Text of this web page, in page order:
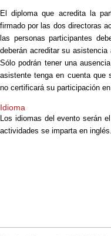
El diploma que acredita la
firmado por las dos directoras
las personas participantes
deberán acreditar su
Sólo podrán tener una
asistente tenga en cuenta que
no certificará su participación
Idioma
Los idiomas del evento serán
actividades se imparta en inglés.